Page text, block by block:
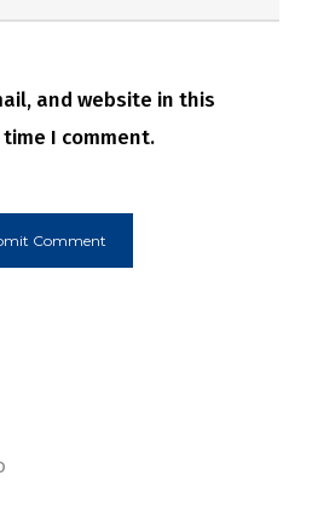
and website in this
I comment.